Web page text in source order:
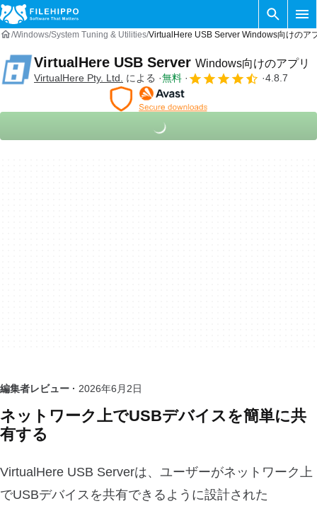
Windows System Tuning & Utilities VirtualHere USB Server Windows向けのア
VirtualHere USB Server Windows向けのアプリ
VirtualHere Pty. Ltd. による 無料 4.8.7
編集者レビュー · 2026年6月2日
ネットワーク上でUSBデバイスを簡単に共
有する
VirtualHere USB Serverは、ユーザーがネットワーク上
でUSBデバイスを共有できるように設計された